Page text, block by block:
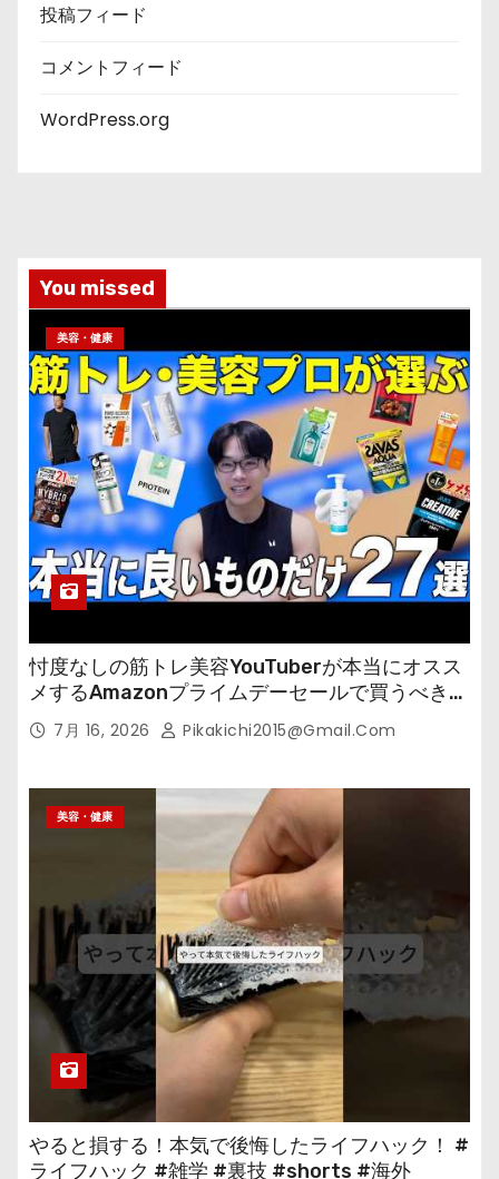
投稿フィード
コメントフィード
WordPress.org
You missed
美容・健康
忖度なしの筋トレ美容YouTuberが本当にオスス
メするAmazonプライムデーセールで買うべきも
の 7月 16, 2026 Pikakichi2015@gmail.com
美容・健康
やると損する！本気で後悔したライフハック！ #
ライフハック #雑学 #裏技 #shorts #海外